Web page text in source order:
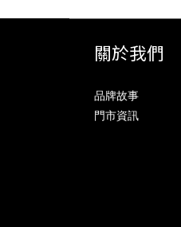
關於我們
品牌故事
門市資訊